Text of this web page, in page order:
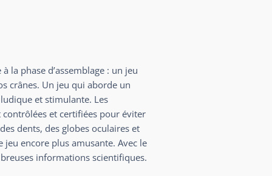
la phase d’assemblage : un jeu
crânes. Un jeu qui aborde un
et stimulante. Les
et certifiées pour éviter
dents, des globes oculaires et
encore plus amusante. Avec le
informations scientifiques.